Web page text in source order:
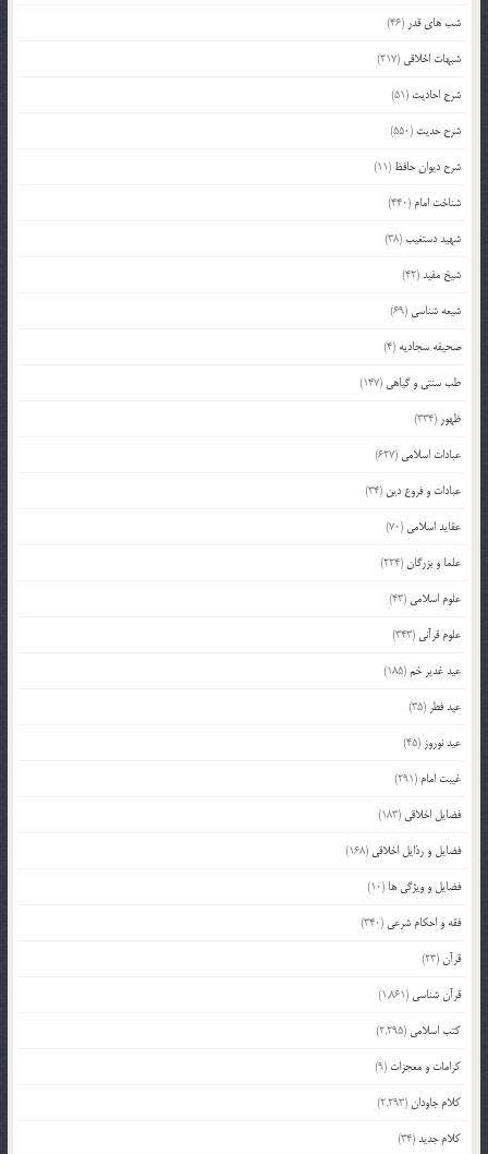
شب های قدر (46)
شبهات اخلاقی (217)
شرح احادیث (51)
شرح حدیث (550)
شرح دیوان حافظ (11)
شناخت امام (440)
شهید دستغیب(38)
شیخ مفید(42)
شیعه شناسی (69)
صحیفه سجادیه (4)
طب سنتی و گیاهی (147)
ظهور (334)
عبادات اسلامی (627)
عبادات و فروع دین (34)
عقاید اسلامی (70)
علما و بزرگان(224)
علوم اسلامی (43)
علوم قرآنی (343)
عید غدیر خم(185)
عید فطر (35)
عید نوروز (45)
غیبت امام (291)
فضایل اخلاقی (183)
فضایل و رذایل اخلاقی (168)
فضایل و ویژگی ها (10)
فقه و احکام شرعی (340)
قرآن(23)
قرآن شناسی (1,861)
کتب اسلامی (2,295)
کرامات و معجزات (9)
کلام جاودان(2,293)
کلام جدید(34)